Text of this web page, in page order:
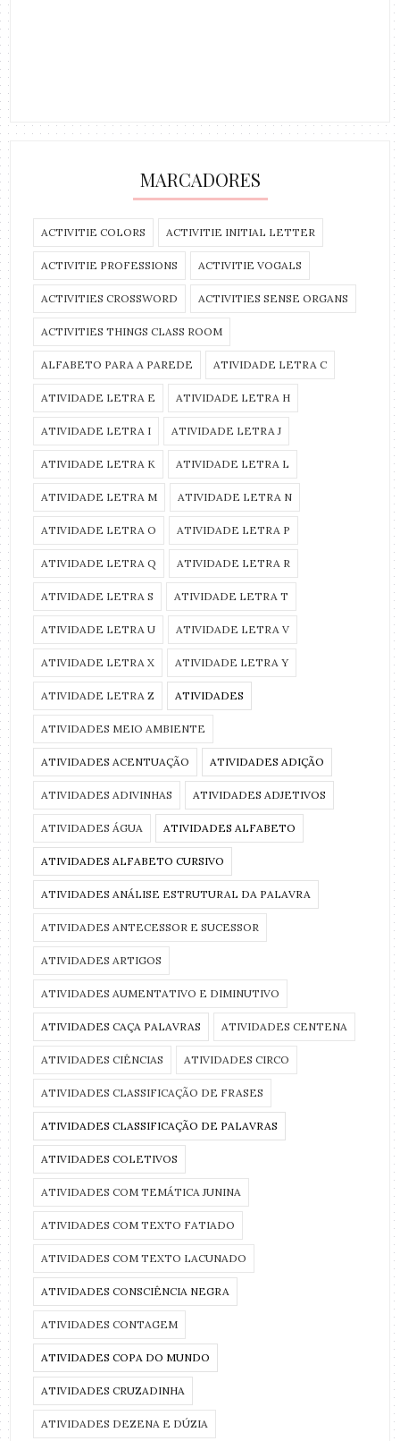
MARCADORES
ACTIVITIE COLORS ACTIVITIE INITIAL LETTER
ACTIVITIE PROFESSIONS ACTIVITIE VOGALS
ACTIVITIES CROSSWORD ACTIVITIES SENSE ORGANS
ACTIVITIES THINGS CLASS ROOM
ALFABETO PARA A PAREDE ATIVIDADE LETRA C
ATIVIDADE LETRA E ATIVIDADE LETRA H
ATIVIDADE LETRA I ATIVIDADE LETRA J
ATIVIDADE LETRA K ATIVIDADE LETRA L
ATIVIDADE LETRA M ATIVIDADE LETRA N
ATIVIDADE LETRA O ATIVIDADE LETRA P
ATIVIDADE LETRA Q ATIVIDADE LETRA R
ATIVIDADE LETRA S ATIVIDADE LETRA T
ATIVIDADE LETRA U ATIVIDADE LETRA V
ATIVIDADE LETRA X ATIVIDADE LETRA Y
ATIVIDADE LETRA Z ATIVIDADES
ATIVIDADES MEIO AMBIENTE
ATIVIDADES ACENTUAÇÃO ATIVIDADES ADIÇÃO
ATIVIDADES ADIVINHAS ATIVIDADES ADJETIVOS
ATIVIDADES ÁGUA ATIVIDADES ALFABETO
ATIVIDADES ALFABETO CURSIVO
ATIVIDADES ANÁLISE ESTRUTURAL DA PALAVRA
ATIVIDADES ANTECESSOR E SUCESSOR
ATIVIDADES ARTIGOS
ATIVIDADES AUMENTATIVO E DIMINUTIVO
ATIVIDADES CAÇA PALAVRAS ATIVIDADES CENTENA
ATIVIDADES CIÊNCIAS ATIVIDADES CIRCO
ATIVIDADES CLASSIFICAÇÃO DE FRASES
ATIVIDADES CLASSIFICAÇÃO DE PALAVRAS
ATIVIDADES COLETIVOS
ATIVIDADES COM TEMÁTICA JUNINA
ATIVIDADES COM TEXTO FATIADO
ATIVIDADES COM TEXTO LACUNADO
ATIVIDADES CONSCIÊNCIA NEGRA
ATIVIDADES CONTAGEM
ATIVIDADES COPA DO MUNDO
ATIVIDADES CRUZADINHA
ATIVIDADES DEZENA E DÚZIA